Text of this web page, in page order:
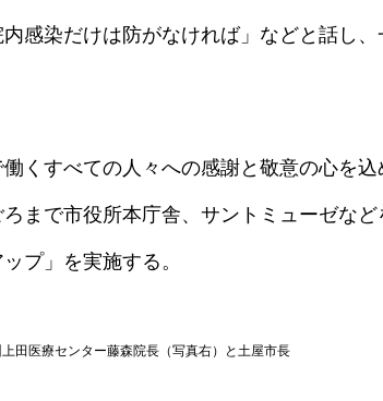
感染だけは防がなければ」などと話し、
くすべての人々への感謝と敬意の心を込
まで市役所本庁舎、サントミューゼなど
プ」を実施する。
田医療センター藤森院長（写真右）と土屋市長